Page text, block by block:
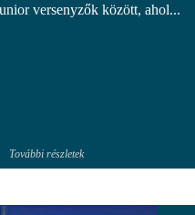
versenyzők között, ahol...
További részletek